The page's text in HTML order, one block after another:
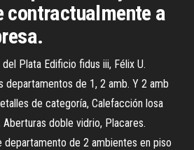
contractualmente a
Plata Edificio fidus iii, Félix U.
departamentos de 1, 2 amb. Y 2 amb
de categoría, Calefacción losa
doble vidrio, Placares.
de 2 ambientes en piso